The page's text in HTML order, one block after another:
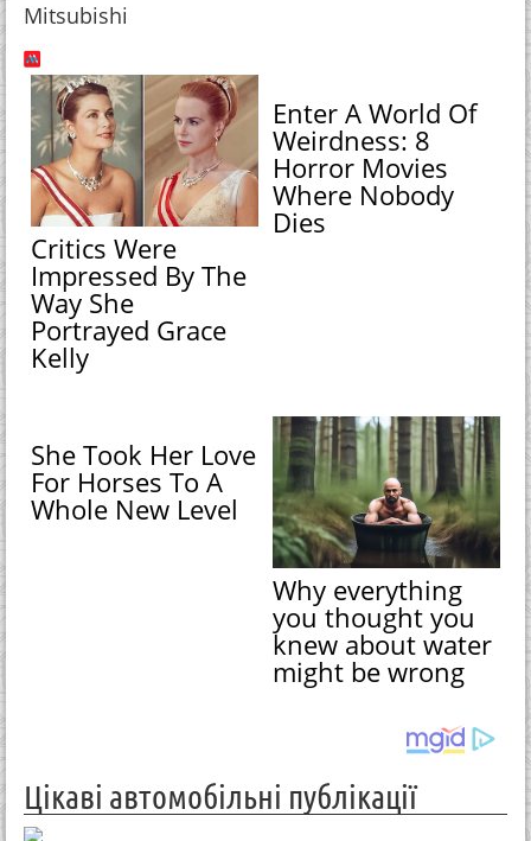
Mitsubishi
Critics Were
Impressed By The
Way She
Portrayed Grace
Kelly
Enter A World Of
Weirdness: 8
Horror Movies
Where Nobody
Dies
She Took Her Love
For Horses To A
Whole New Level
Why everything
you thought you
knew about water
might be wrong
Цікаві автомобільні публікації